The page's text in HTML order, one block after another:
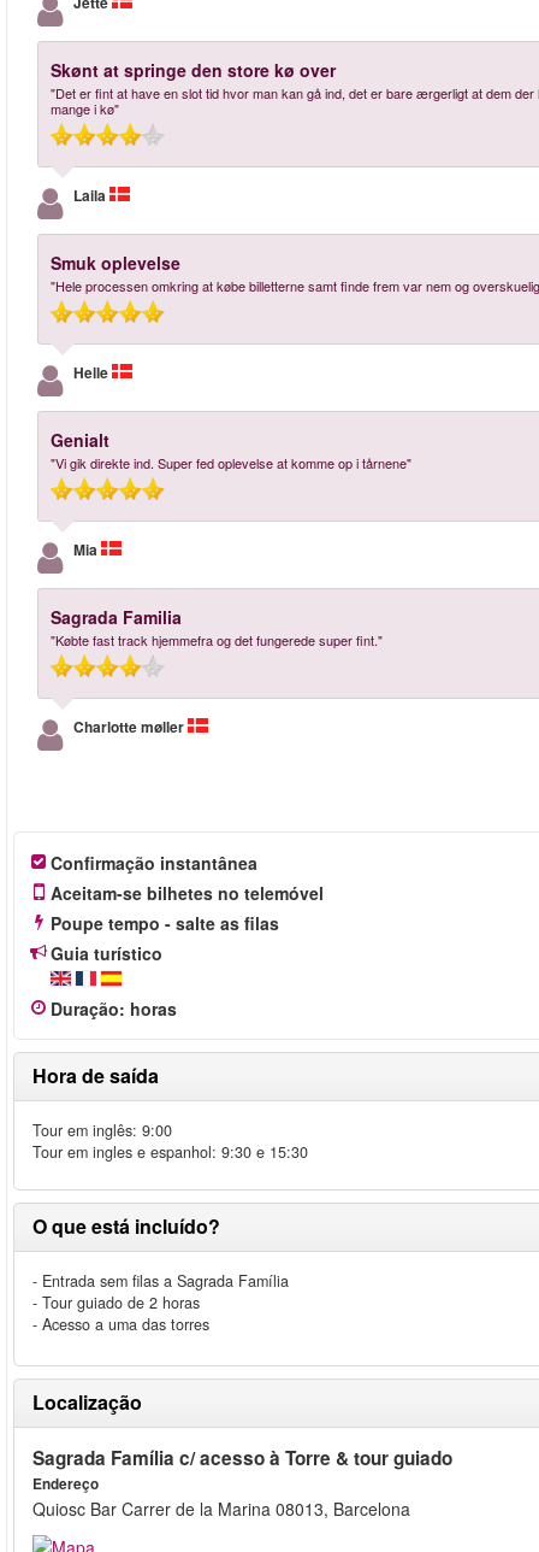
Skønt at springe den store kø over
"Det er fint at have en slot tid hvor man kan gå ind, det er bare ærgerligt at dem
mange i kø"
Laila
Smuk oplevelse
"Hele processen omkring at købe billetterne samt finde frem var nem og
Helle
Genialt
"Vi gik direkte ind. Super fed oplevelse at komme op i tårnene"
Mia
Sagrada Familia
"Købte fast track hjemmefra og det fungerede super fint."
Charlotte møller
Confirmação instantânea
Aceitam-se bilhetes no telemóvel
Poupe tempo - salte as filas
Guia turístico
Duração: horas
Hora de saída
Tour em inglês: 9:00
Tour em ingles e espanhol: 9:30 e 15:30
O que está incluído?
- Entrada sem filas a Sagrada Família
- Tour guiado de 2 horas
- Acesso a uma das torres
Localização
Sagrada Família c/ acesso à Torre & tour guiado
Endereço
Quiosc Bar Carrer de la Marina 08013, Barcelona